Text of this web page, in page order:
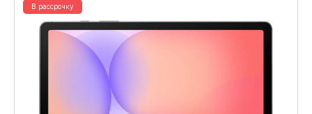
В рассрочку